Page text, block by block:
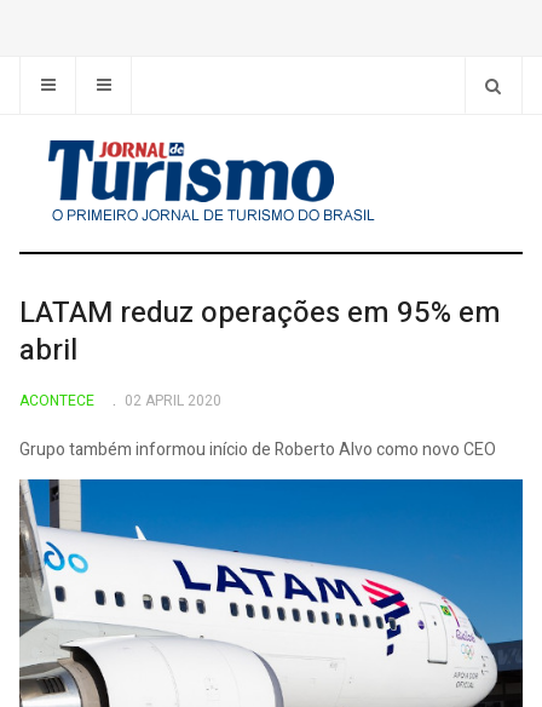
LATAM reduz operações em 95% em
abril
ACONTECE 02 APRIL 2020
Grupo também informou início de Roberto Alvo como novo CEO